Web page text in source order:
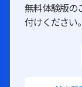
無料体験版の
付けください。